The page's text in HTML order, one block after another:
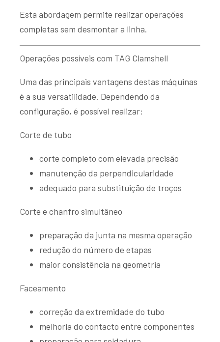
Esta abordagem permite realizar operações
completas sem desmontar a linha.
Operações possíveis com TAG Clamshell
Uma das principais vantagens destas máquinas
é a sua versatilidade. Dependendo da
configuração, é possível realizar:
Corte de tubo
corte completo com elevada precisão
manutenção da perpendicularidade
adequado para substituição de troços
Corte e chanfro simultâneo
preparação da junta na mesma operação
redução do número de etapas
maior consistência na geometria
Faceamento
correção da extremidade do tubo
melhoria do contacto entre componentes